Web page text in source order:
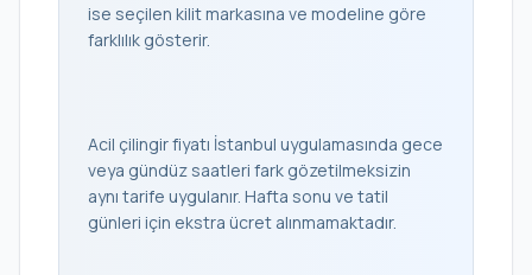
ise seçilen kilit markasına ve modeline göre
farklılık gösterir.
Acil çilingir fiyatı İstanbul uygulamasında gece
veya gündüz saatleri fark gözetilmeksizin
aynı tarife uygulanır. Hafta sonu ve tatil
günleri için ekstra ücret alınmamaktadır.